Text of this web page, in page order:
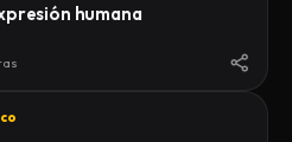
humana